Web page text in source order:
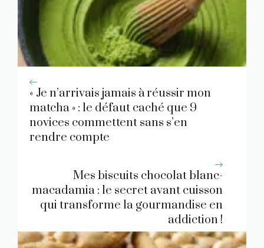
« Je n’arrivais jamais à réussir mon
matcha » : le défaut caché que 9
novices commettent sans s’en
rendre compte
Mes biscuits chocolat blanc-
macadamia : le secret avant cuisson
qui transforme la gourmandise en
addiction !